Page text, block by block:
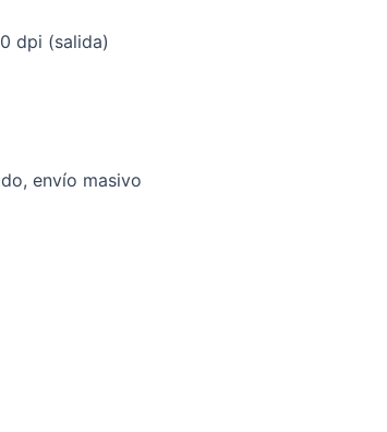
dpi (salida)
envío masivo